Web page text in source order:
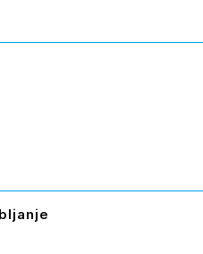
prijaviti.
REGISTRIRAJTE SE